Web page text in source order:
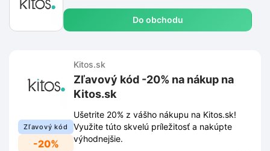
Do obchodu
Zľavový kód
-20%
Kitos.sk
Zľavový kód -20% na nákup na
Kitos.sk
Ušetrite 20% z vášho nákupu na Kitos.sk!
Využite túto skvelú príležitosť a nakúpte
výhodnejšie.